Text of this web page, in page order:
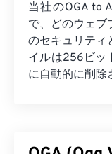
当社のOGA to
で、どのウェブ
のセキュリティ
イルは256ビッ
に自動的に削除